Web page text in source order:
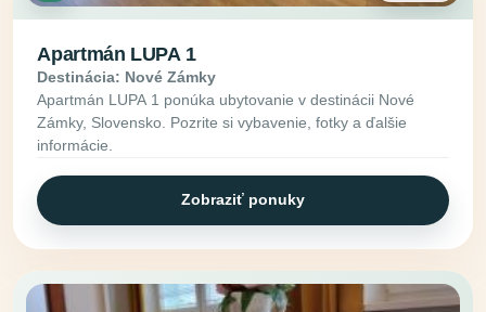
Apartmán LUPA 1
Destinácia: Nové Zámky
Apartmán LUPA 1 ponúka ubytovanie v destinácii Nové
Zámky, Slovensko. Pozrite si vybavenie, fotky a ďalšie
informácie.
Zobraziť ponuky